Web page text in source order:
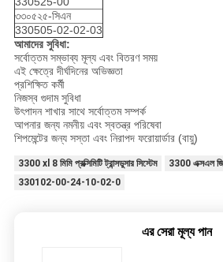
৩৩০৫২৫-সিএন
330505-02-02-03
আমাদের সুবিধা:
সর্বোত্তম সম্ভাব্য মূল্য এবং বিতরণ সময়
এই ক্ষেত্রে দীর্ঘদিনের অভিজ্ঞতা
প্রশিক্ষিত কর্মী
নিজস্ব গুদাম সুবিধা
উৎপাদন শাখার সাথে সর্বোত্তম সম্পর্ক
আপনার জন্য নমনীয় এবং স্বতন্ত্র পরিষেবা
শিপমেন্টের জন্য সস্তা এবং নিরাপদ ফরোয়ার্ডার (বায়ু)
3300 xl 8 মিমি প্রক্সিমিটি ট্রান্সডুসার সিস্টেম
3300 এক্সএল জিই
330102-00-24-10-02-0
এর সেরা মূল্য পান